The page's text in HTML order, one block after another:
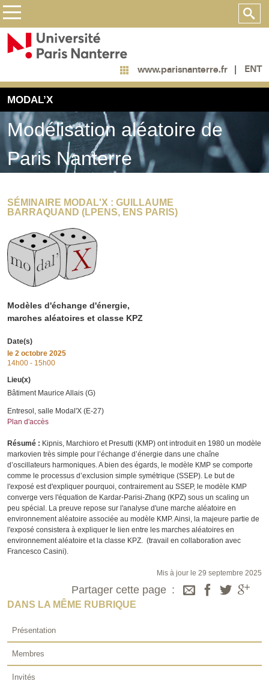
www.parisnanterre.fr ENT
MODAL’X
Modélisation aléatoire de
Paris Nanterre
SÉMINAIRE MODAL'X : GUILLAUME
BARRAQUAND (LPENS, ENS PARIS)
Modèles d'échange d'énergie,
marches aléatoires et classe KPZ
Date(s)
le 2 octobre 2025
14h00 - 15h00
Lieu(x)
Bâtiment Maurice Allais (G)
Entresol, salle Modal'X (E-27)
Plan d'accès
Résumé : Kipnis, Marchioro et Presutti (KMP) ont introduit en 1980 un modèle
markovien très simple pour l’échange d’énergie dans une chaîne
d’oscillateurs harmoniques. A bien des égards, le modèle KMP se comporte
comme le processus d’exclusion simple symétrique (SSEP). Le but de
l'exposé est d'expliquer pourquoi, contrairement au SSEP, le modèle KMP
converge vers l'équation de Kardar-Parisi-Zhang (KPZ) sous un scaling un
peu spécial. La preuve repose sur l'analyse d'une marche aléatoire en
environnement aléatoire associée au modèle KMP. Ainsi, la majeure partie de
l'exposé consistera à expliquer le lien entre les marches aléatoires en
environnement aléatoire et la classe KPZ. (travail en collaboration avec
Francesco Casini).
Mis à jour le 29 septembre 2025
Partager cette page
DANS LA MÊME RUBRIQUE
Présentation
Membres
Invités